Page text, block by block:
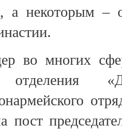
а некоторым –
во многих
отделения
пост